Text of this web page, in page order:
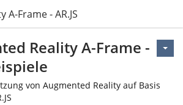
Frame - AR.JS Beispiele
Reality A-Frame -
von Augmented Reality auf Basis